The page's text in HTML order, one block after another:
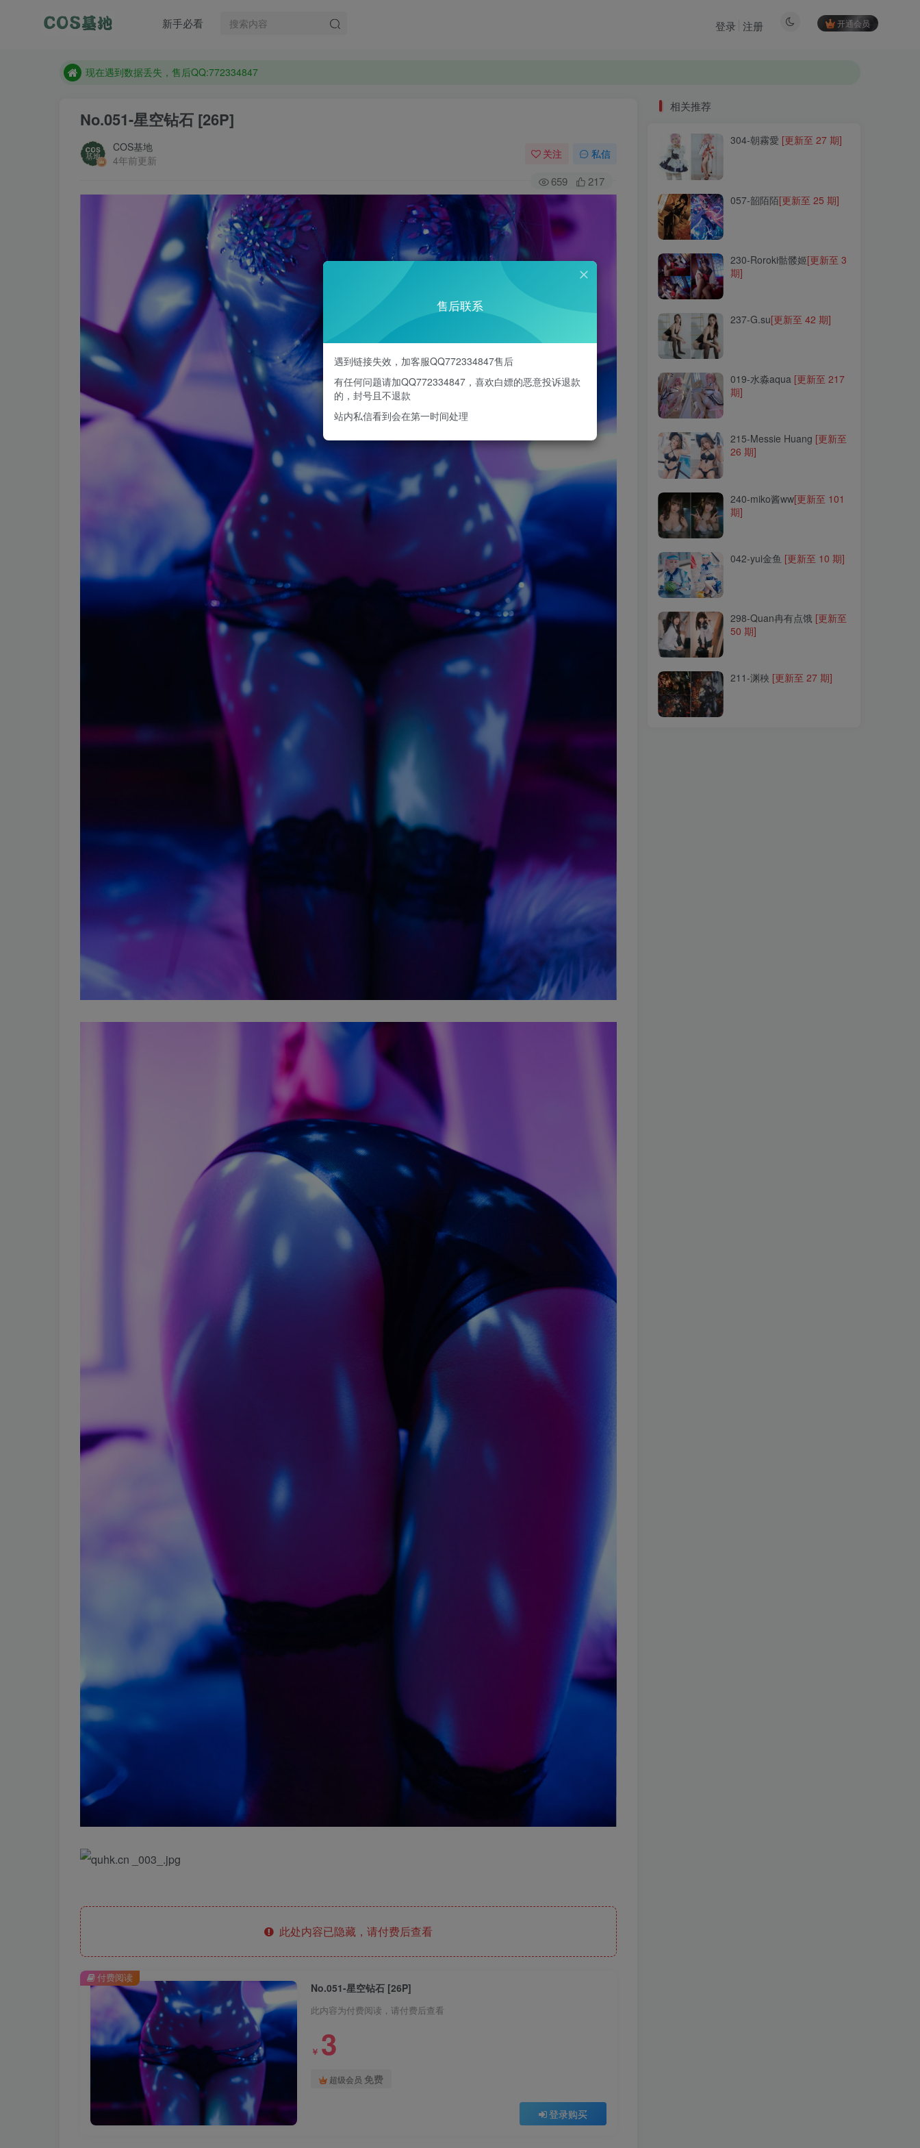
新手必看 开通会员
登录 注册
售后QQ:772334847
现在遇到数据丢失，售后QQ:772334847
想看那个coser作品，请在搜索框搜索
No.051-星空钻石 [26P]
COS基地
4年前更新
关注 私信
659 217
此处内容已隐藏，请付费后查看
No.051-星空钻石 [26P]
此内容为付费阅读，请付费后查看
￥ 3
超级会员 免费
登录购买
付费阅读
237-G.su
215-Messie Huang
042-yui金鱼
211-渊秧
相关推荐
304-朝霧愛 [更新至 27 期]
057-韶陌陌[更新至 25 期]
230-Roroki骷髅姬[更新至 3
期]
237-G.su[更新至 42 期]
019-水淼aqua [更新至 217
期]
215-Messie Huang [更新至
26 期]
240-miko酱ww[更新至 101
期]
042-yui金鱼 [更新至 10 期]
298-Quan冉有点饿 [更新至
50 期]
211-渊秧 [更新至 27 期]
售后联系
遇到链接失效，加客服QQ772334847售后
有任何问题请加QQ772334847，喜欢白嫖的恶意投诉退款
的，封号且不退款
站内私信看到会在第一时间处理